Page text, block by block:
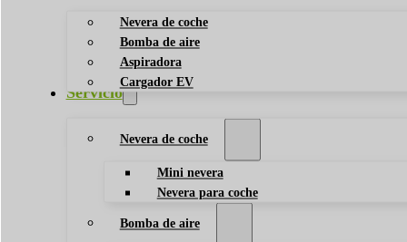
Nevera de coche
Bomba de aire
Aspiradora
Cargador EV
Servicio
Nevera de coche
Mini nevera
Nevera para coche
Bomba de aire